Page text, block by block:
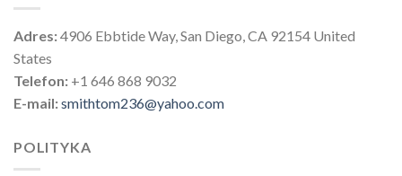
Adres:4906 Ebbtide Way, San Diego, CA 92154 United
States
Telefon: +1 646 868 9032
E-mail:smithtom236@yahoo.com
POLITYKA